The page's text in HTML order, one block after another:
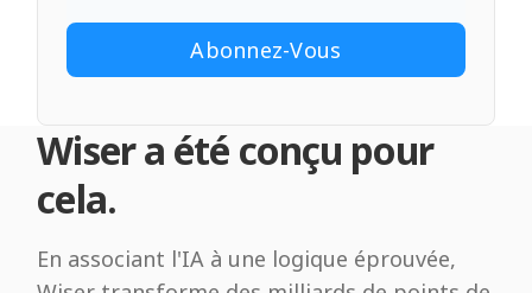
Wiser a été conçu pour
cela.
En associant l'IA à une logique éprouvée,